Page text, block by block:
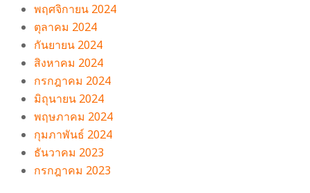
พฤศจิกายน 2024
ตุลาคม 2024
กันยายน 2024
สิงหาคม 2024
กรกฎาคม 2024
มิถุนายน 2024
พฤษภาคม 2024
กุมภาพันธ์ 2024
ธันวาคม 2023
กรกฎาคม 2023